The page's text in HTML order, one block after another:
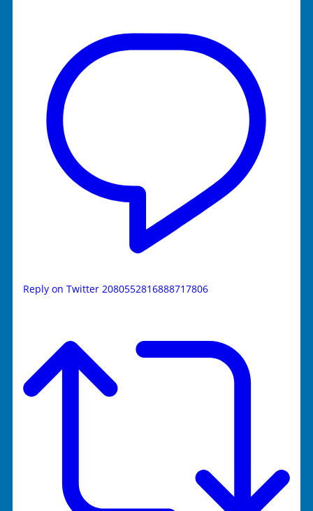
Reply on Twitter 2080552816888717806